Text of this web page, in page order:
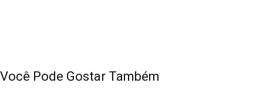
Você Pode Gostar Também